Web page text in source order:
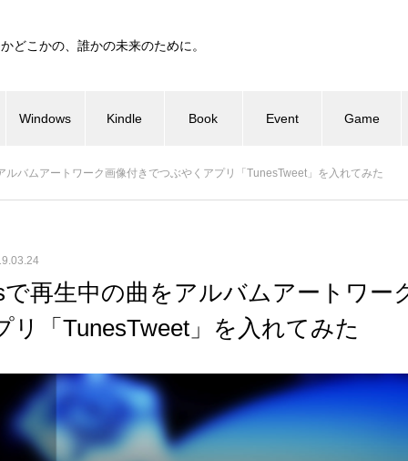
どこかの、誰かの未来のために。
Windows Kindle Book Event Game
ルバムアートワーク画像付きでつぶやくアプリ「TunesTweet」を入れてみた
で再生中の曲をアルバムアートワー
リ「TunesTweet」を入れてみた